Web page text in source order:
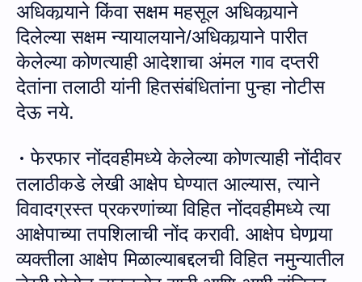
अधिकार्‍याने किंवा सक्षम महसूल अधिकार्‍याने
दिलेल्‍या सक्षम न्‍यायालयाने/अधिकार्‍याने पारीत
केलेल्‍या कोणत्याही आदेशाचा अंमल गाव दप्‍तरी
देतांना तलाठी यांनी हितसंबंधितांना पुन्‍हा नोटीस
देऊ नये.
· फेरफार नोंदवहीमध्ये केलेल्या कोणत्याही नोंदीवर
तलाठीकडे लेखी आक्षेप घेण्यात आल्यास,त्याने
विवादग्रस्त प्रकरणांच्या विहित नोंदवहीमध्ये त्या
आक्षेपाच्या तपशिलाची नोंद करावी. आक्षेप घेणार्‍या
व्यक्तीला आक्षेप मिळाल्याबद्दलची विहित नमुन्यातील